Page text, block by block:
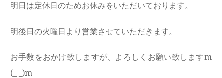
明日は定休日のためお休みをいただいております。
明後日の火曜日より営業させていただきます。
お手数をおかけ致しますが、よろしくお願い致しますm
(_ _)m